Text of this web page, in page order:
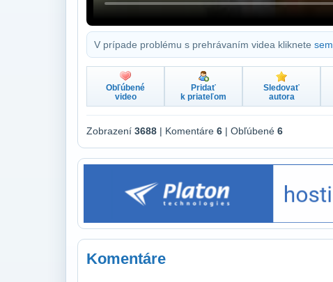
V prípade problému s prehrávaním videa kliknete sem
Obľúbené
video
Pridať
k priateľom
Sledovať
autora
Zobrazení 3688 | Komentáre 6 | Obľúbené 6
Komentáre